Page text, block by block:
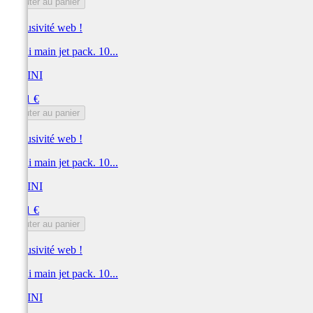
Exclusivité web !
Polini main jet pack. 10...
POLINI
42,41 €
Ajouter au panier
Exclusivité web !
Polini main jet pack. 10...
POLINI
42,41 €
Ajouter au panier
Exclusivité web !
Polini main jet pack. 10...
POLINI